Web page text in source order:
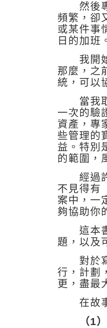
然後專
頻繁，卻
或某件事
日的加班
我開始
那麼，之
統，可以
當我取
一次的驗
資產，專
些管理的
益。特別
的範圍，
經過許
不見得有
案中，一
夠協助你
這本書
題，以及
對於寫
行，計劃
更，盡最
在故事
（1